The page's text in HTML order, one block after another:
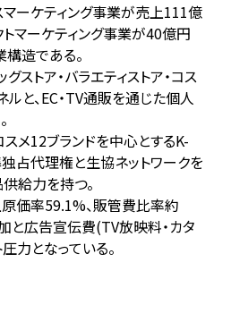
ーケティング事業が売上111億
マーケティング事業が40億円
造である。
ストア・バラエティストア・コス
ルと、EC・TV通販を通じた個人
メ12ブランドを中心とするK-
占代理権と生協ネットワークを
給力を持つ。
価率59.1%、販管費比率約
と広告宣伝費(TV放映料・カタ
力となっている。